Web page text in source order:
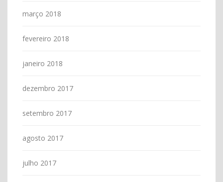
março 2018
fevereiro 2018
janeiro 2018
dezembro 2017
setembro 2017
agosto 2017
julho 2017